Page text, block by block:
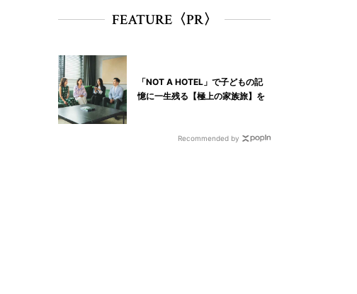
FEATURE〈PR〉
「NOT A HOTEL」で子どもの記
憶に一生残る【極上の家族旅】を
Recommended by